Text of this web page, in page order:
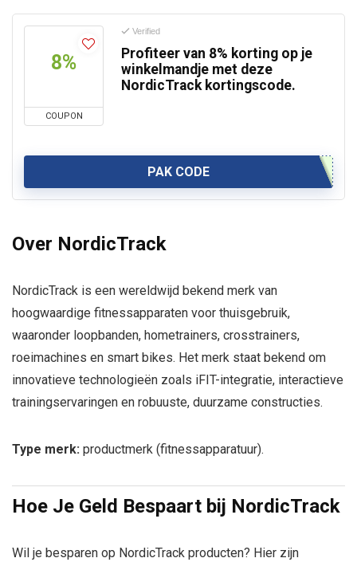
8%
COUPON
Verified
Profiteer van 8% korting op je
winkelmandje met deze
NordicTrack kortingscode.
PAK CODE
Over NordicTrack
NordicTrack is een wereldwijd bekend merk van
hoogwaardige fitnessapparaten voor thuisgebruik,
waaronder loopbanden, hometrainers, crosstrainers,
roeimachines en smart bikes. Het merk staat bekend om
innovatieve technologieën zoals iFIT-integratie, interactieve
trainingservaringen en robuuste, duurzame constructies.
Type merk: productmerk (fitnessapparatuur).
Hoe Je Geld Bespaart bij NordicTrack
Wil je besparen op NordicTrack producten? Hier zijn